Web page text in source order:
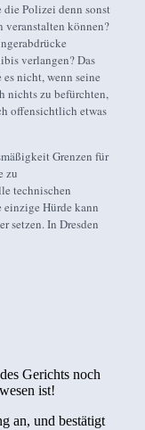
die Polizei denn sonst
veranstalten können?
verlangen? Das
nicht, wenn seine
nichts zu befürchten,
offensichtlich etwas
Grenzen für
zu
technischen
Hürde kann
setzen. In Dresden